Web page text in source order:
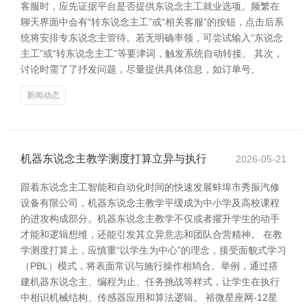
客服时，应先证据平台是否提供东说念主工就业选项。频繁在
聊天界面中会有“转东说念主工”或“相关客服”的按钮，点击后系
统将安排专东说念主管待。若无明确率领，可尝试输入“东说念
主工”或“转东说念主工”等要津词，触发系统自动转接。 其次，
讨论时需了了抒发问题，尽量提供具体信息，如订单号、
新闻动态
机器东说念主教学测度打算立异与执行 2026-05-21
跟着东说念主工智能和自动化时间的快速发展蚌埠市秀振汽修
设备有限公司，机器东说念主教学平缓成为中小学及高校课程
的进攻构成部分。机器东说念主教学不仅或者擢升学生的动手
才能和逻辑想维，还能引发其立异意志和团队合营精神。 在教
学测度打算上，应慎重“以学生为中心”的理念，接受面貌式学习
（PBL）模式，将表面常识与施行操作相鸠合。举例，通过搭
建机器东说念主、编程为止、任务挑战等样式，让学生在执行
中相识机械结构、传感器应用和算法逻辑。 裕微星座网-12星